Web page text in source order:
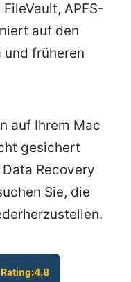
APFS-
auf den
und früheren
auf Ihrem Mac
gesichert
Recovery
Sie, die
Rating:4.8